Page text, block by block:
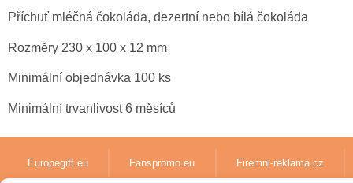
Příchuť mléčná čokoláda, dezertní nebo bílá čokoláda
Rozměry 230 x 100 x 12 mm
Minimální objednávka 100 ks
Minimální trvanlivost 6 měsíců
Europegift.eu Fanspromo.eu Firemni-reklama.cz